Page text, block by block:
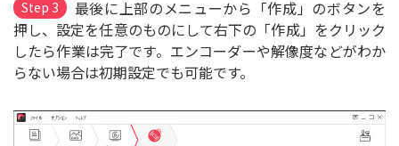
Step 3
最後に上部のメニューから「作成」のボタンを
押し、設定を任意のものにして右下の「作成」をクリック
したら作業は完了です。エンコーダーや解像度などがわか
らない場合は初期設定でも可能です。